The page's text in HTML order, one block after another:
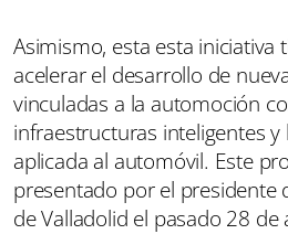
Asimismo, esta esta iniciativa
acelerar el desarrollo de
vinculadas a la automoción
infraestructuras inteligentes y
aplicada al automóvil. Este
presentado por el presidente
de Valladolid el pasado 28 de